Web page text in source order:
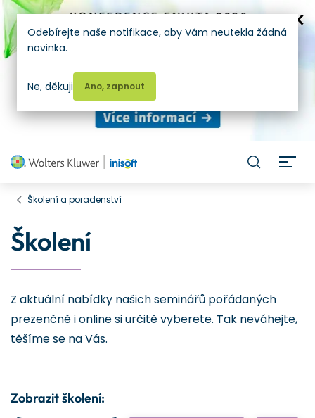
Školení a poradenství
Školení
Z aktuální nabídky našich seminářů pořádaných
prezenčně i online si určitě vyberete. Tak neváhejte,
těšíme se na Vás.
Zobrazit školení:
Odebírejte naše notifikace, aby Vám neutekla žádná
novinka.
Ano, zapnout
Ne, děkuji